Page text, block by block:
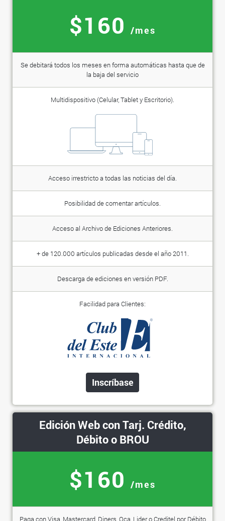
$160 /mes
Se debitará todos los meses en forma automáticas hasta que de
la baja del servicio
Multidispositivo (Celular, Tablet y Escritorio).
Acceso irrestricto a todas las noticias del día.
Posibilidad de comentar artículos.
Acceso al Archivo de Ediciones Anteriores.
+ de 120.000 artículos publicadas desde el año 2011.
Descarga de ediciones en versión PDF.
Facilidad para Clientes:
Inscríbase
Edición Web con Tarj. Crédito,
Débito o BROU
$160 /mes
Paga con Visa, Mastercard, Diners, Oca, Lider o Creditel por Débito